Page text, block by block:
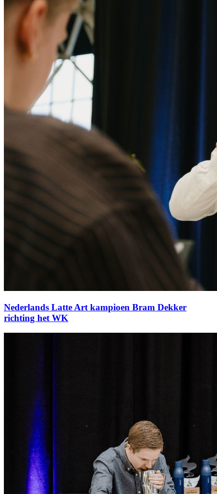
Nederlands Latte Art kampioen Bram Dekker
richting het WK